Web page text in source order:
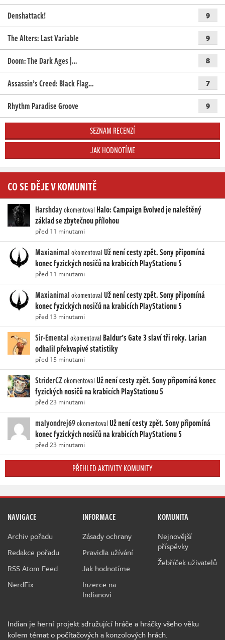
Denshattack! 9
The Alters: Last Variable 9
Doom: The Dark Ages |… 8
Assassin’s Creed: Black Flag… 7
Rhythm Paradise Groove 9
SEZNAM RECENZÍ
JAK HODNOTÍME
CO SE DĚJE V KOMUNITĚ
Harshdayokomentoval Halo: Campaign Evolved je naleštěný
základ se zbytečnou přílohou
před 11 minutami
MaxianimalokomentovalUž není cesty zpět. Sony připomíná
konec fyzických nosičů na krabicích PlayStationu 5
před 11 minutami
MaxianimalokomentovalUž není cesty zpět. Sony připomíná
konec fyzických nosičů na krabicích PlayStationu 5
před 13 minutami
Sir-Ementalokomentoval Baldur's Gate 3 slaví tři roky. Larian
odhalil překvapivé statistiky
před 15 minutami
StriderCZokomentovalUž není cesty zpět. Sony připomíná konec
fyzických nosičů na krabicích PlayStationu 5
před 23 minutami
malyondrej69okomentovalUž není cesty zpět. Sony připomíná
konec fyzických nosičů na krabicích PlayStationu 5
před 23 minutami
PŘEHLED AKTIVITY KOMUNITY
NAVIGACE
Archiv pořadu
Redakce pořadu
RSS Atom Feed
NerdFix
INFORMACE
Zásady ochrany
Pravidla užívání
Jak hodnotíme
Inzerce na
Indianovi
KOMUNITA
Nejnovější
příspěvky
Žebříček uživatelů
Indian je herní projekt sdružující hráče a hráčky všeho věku
kolem témat o počítačových a konzolových hrách.